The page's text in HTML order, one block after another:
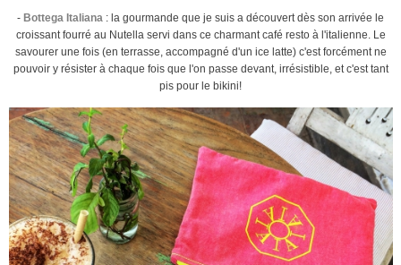
- Bottega Italiana : la gourmande que je suis a découvert dès son arrivée le
croissant fourré au Nutella servi dans ce charmant café resto à l'italienne. Le
savourer une fois (en terrasse, accompagné d'un ice latte) c'est forcément ne
pouvoir y résister à chaque fois que l'on passe devant, irrésistible, et c'est tant
pis pour le bikini!